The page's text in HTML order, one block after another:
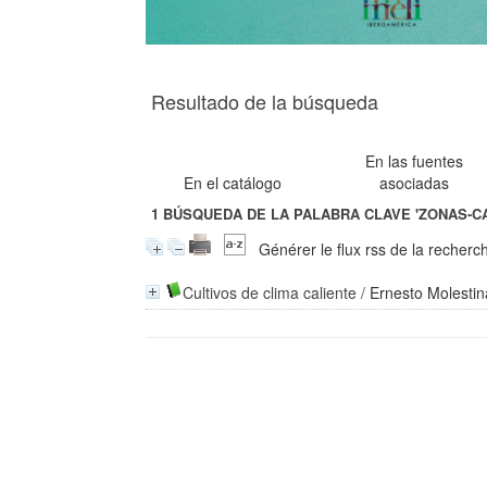
Resultado de la búsqueda
En el catálogo
En las fuentes
asociadas
1 BÚSQUEDA DE LA PALABRA CLAVE'ZONAS-
Générer le flux rss de la
Cultivos de clima caliente / Ernesto